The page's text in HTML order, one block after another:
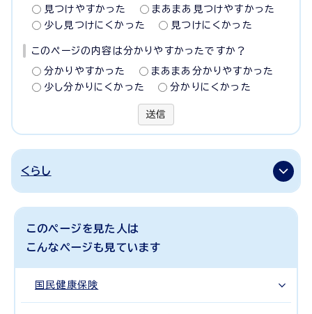
見つけやすかった
まあまあ見つけやすかった
少し見つけにくかった
見つけにくかった
このページの内容は分かりやすかったですか？
分かりやすかった
まあまあ分かりやすかった
少し分かりにくかった
分かりにくかった
送信
くらし
このページを見た人は
こんなページも見ています
国民健康保険